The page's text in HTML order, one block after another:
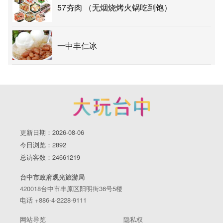
57夯肉 （无烟烧烤火锅吃到饱）
一中丰仁冰
更新日期：2026-08-06
今日浏览：2892
总访客数：24661219
台中市政府观光旅游局
420018台中市丰原区阳明街36号5楼
电话 +886-4-2228-9111
网站导览 隐私权